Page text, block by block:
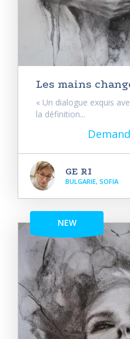
Les mains
« Un dialogue exquis
la définition...
GE RI
BULGARIE, SOFIA
NEW